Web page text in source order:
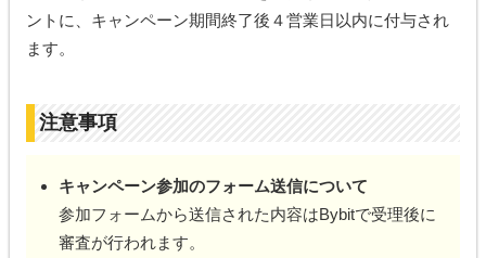
ントに、キャンペーン期間終了後４営業日以内に付与され
ます。
注意事項
キャンペーン参加のフォーム送信について
参加フォームから送信された内容はBybitで受理後に
審査が行われます。